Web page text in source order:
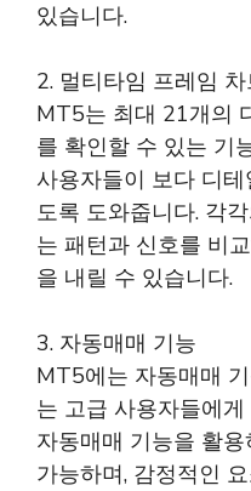
있습니다.
2. 멀티타임 프레임 차
MT5는 최대 21개의
를 확인할 수 있는 기
사용자들이 보다 디
도록 도와줍니다. 각
는 패턴과 신호를 비
을 내릴 수 있습니다.
3. 자동매매 기능
MT5에는 자동매매
는 고급 사용자들에
자동매매 기능을 활
가능하며, 감정적인